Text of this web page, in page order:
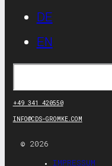
DE
EN
Suchen
+49 341 420550
INFO@CDS-GROMKE.COM
© 2026
IMPRESSUM